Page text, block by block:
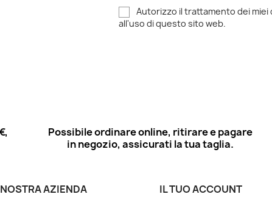
Autorizzo il trattamento dei miei
all'uso di questo sito web.
Possibile ordinare online, ritirare e pagare
in negozio, assicurati la tua taglia.
AZIENDA IL TUO ACCOUNT